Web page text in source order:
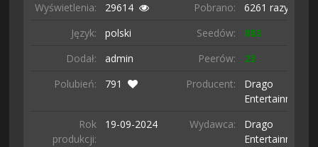
Wyświetlenia: 29614 Pobrano:
6261 razy
Język:
polski Seedów:
883
Dodał:
admin Peerów:
23
Polubień:
791 Producent:
Drago
Entertainment
Rok
produkcji:
19-09-2024 Wydawca:
Drago
Entertainment